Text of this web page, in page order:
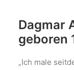
Dagmar
geboren
„Ich male